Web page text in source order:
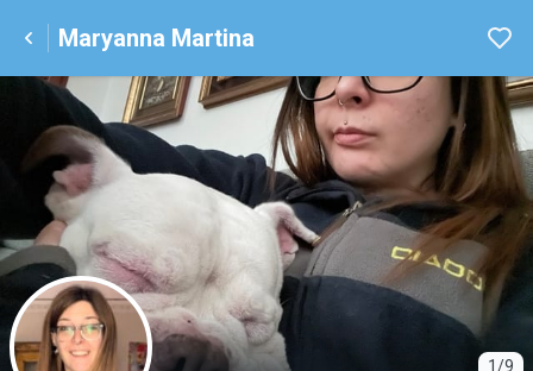
Maryanna Martina
1/9
M